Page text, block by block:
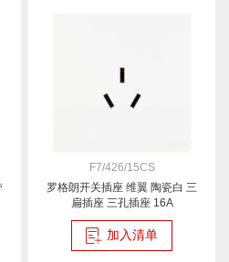
F7/426/15CS
罗格朗开关插座 维翼 陶瓷白 三
扁插座 三孔插座 16A
加入清单